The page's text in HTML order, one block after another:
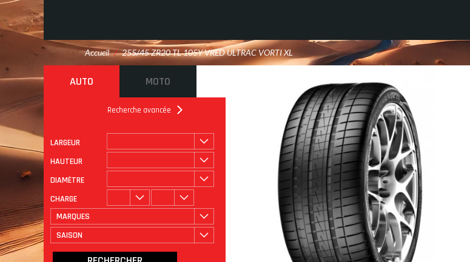
Accueil / 255/45 ZR20 TL 105Y VRED ULTRAC VORTI XL
AUTO MOTO
Recherche avancée
LARGEUR
HAUTEUR
DIAMÈTRE
CHARGE
MARQUES
SAISON
ROULAGE À PLAT